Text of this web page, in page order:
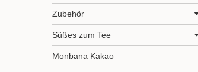
Zubehör
Süßes zum Tee
Monbana Kakao